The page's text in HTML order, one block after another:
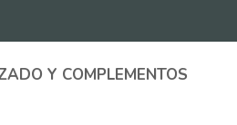
Y COMPLEMENTOS